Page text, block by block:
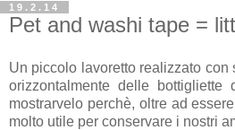
19.2.14
Pet and washi tape =
Un piccolo lavoretto realizzato con
orizzontalmente delle
mostrarvelo perchè, oltre ad
molto utile per conservare i nostri